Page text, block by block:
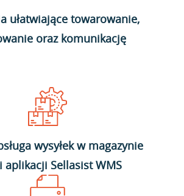
ułatwiające towarowanie,
oraz komunikację
wysyłek w magazynie
aplikacji Sellasist WMS